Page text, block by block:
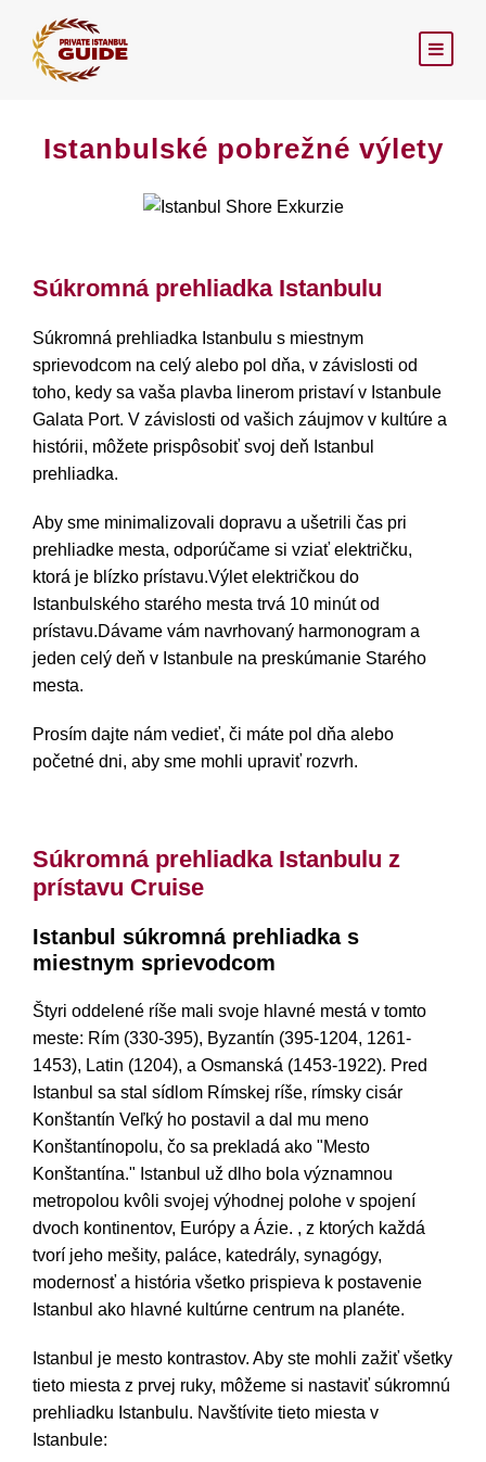
Istanbulské pobrežné výlety
Súkromná prehliadka Istanbulu
Súkromná prehliadka Istanbulu s miestnym
sprievodcom na celý alebo pol dňa, v závislosti od
toho, kedy sa vaša plavba linerom pristaví v Istanbule
Galata Port. V závislosti od vašich záujmov v kultúre a
histórii, môžete prispôsobiť svoj deň Istanbul
prehliadka.
Aby sme minimalizovali dopravu a ušetrili čas pri
prehliadke mesta, odporúčame si vziať električku,
ktorá je blízko prístavu.Výlet električkou do
Istanbulského starého mesta trvá 10 minút od
prístavu.Dávame vám navrhovaný harmonogram a
jeden celý deň v Istanbule na preskúmanie Starého
mesta.
Prosím dajte nám vedieť, či máte pol dňa alebo
početné dni, aby sme mohli upraviť rozvrh.
Súkromná prehliadka Istanbulu z
prístavu Cruise
Istanbul súkromná prehliadka s
miestnym sprievodcom
Štyri oddelené ríše mali svoje hlavné mestá v tomto
meste: Rím (330-395), Byzantín (395-1204, 1261-
1453), Latin (1204), a Osmanská (1453-1922). Pred
Istanbul sa stal sídlom Rímskej ríše, rímsky cisár
Konštantín Veľký ho postavil a dal mu meno
Konštantínopolu, čo sa prekladá ako "Mesto
Konštantína." Istanbul už dlho bola významnou
metropolou kvôli svojej výhodnej polohe v spojení
dvoch kontinentov, Európy a Ázie. , z ktorých každá
tvorí jeho mešity, paláce, katedrály, synagógy,
modernosť a história všetko prispieva k postavenie
Istanbul ako hlavné kultúrne centrum na planéte.
Istanbul je mesto kontrastov. Aby ste mohli zažiť všetky
tieto miesta z prvej ruky, môžeme si nastaviť súkromnú
prehliadku Istanbulu. Navštívite tieto miesta v
Istanbule: